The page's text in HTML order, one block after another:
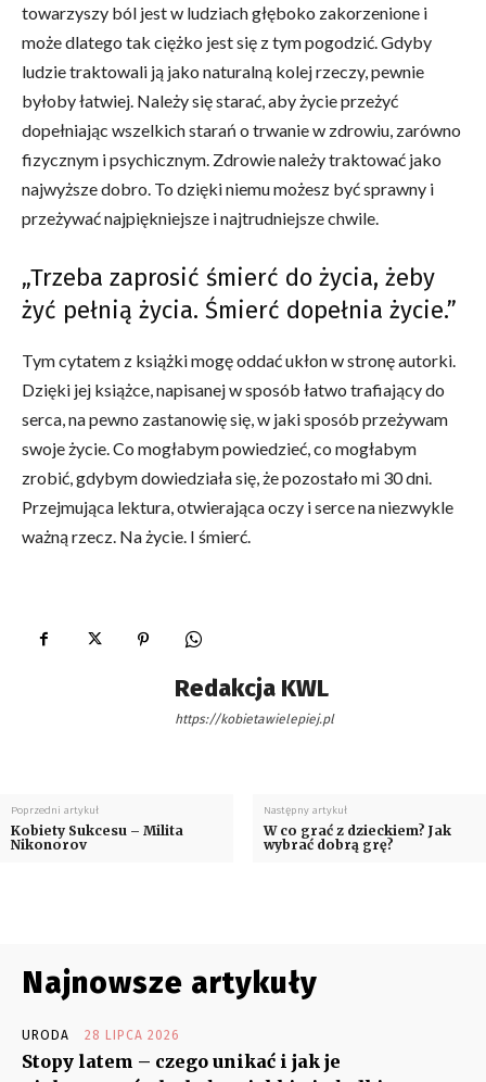
towarzyszy ból jest w ludziach głęboko zakorzenione i
może dlatego tak ciężko jest się z tym pogodzić. Gdyby
ludzie traktowali ją jako naturalną kolej rzeczy, pewnie
byłoby łatwiej. Należy się starać, aby życie przeżyć
dopełniając wszelkich starań o trwanie w zdrowiu, zarówno
fizycznym i psychicznym. Zdrowie należy traktować jako
najwyższe dobro. To dzięki niemu możesz być sprawny i
przeżywać najpiękniejsze i najtrudniejsze chwile.
„Trzeba zaprosić śmierć do życia, żeby
żyć pełnią życia. Śmierć dopełnia życie.”
Tym cytatem z książki mogę oddać ukłon w stronę autorki.
Dzięki jej książce, napisanej w sposób łatwo trafiający do
serca, na pewno zastanowię się, w jaki sposób przeżywam
swoje życie. Co mogłabym powiedzieć, co mogłabym
zrobić, gdybym dowiedziała się, że pozostało mi 30 dni.
Przejmująca lektura, otwierająca oczy i serce na niezwykle
ważną rzecz. Na życie. I śmierć.
Redakcja KWL
https://kobietawielepiej.pl
Poprzedni artykuł
Kobiety Sukcesu – Milita
Nikonorov
Następny artykuł
W co grać z dzieckiem? Jak
wybrać dobrą grę?
Najnowsze artykuły
URODA 28 LIPCA 2026
Stopy latem – czego unikać i jak je